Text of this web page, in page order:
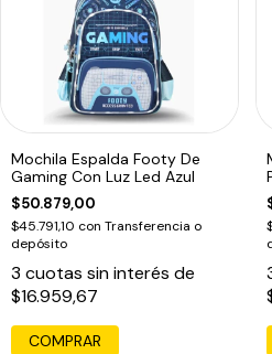
Mochila Espalda Footy De
Gaming Con Luz Led Azul
$50.879,00
$45.791,10 con Transferencia o
depósito
3 cuotas sin interés de
$16.959,67